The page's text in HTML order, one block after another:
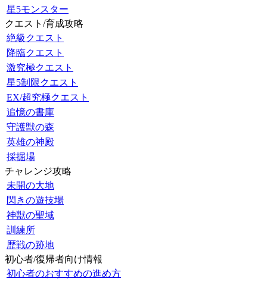
星5モンスター
クエスト/育成攻略
絶級クエスト
降臨クエスト
激究極クエスト
星5制限クエスト
EX/超究極クエスト
追憶の書庫
守護獣の森
英雄の神殿
採掘場
チャレンジ攻略
未開の大地
閃きの遊技場
神獣の聖域
訓練所
歴戦の跡地
初心者/復帰者向け情報
初心者のおすすめの進め方